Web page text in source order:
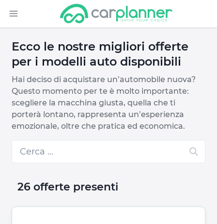
Ecco le nostre migliori offerte
per i modelli auto disponibili
Hai deciso di acquistare un’automobile nuova?
Questo momento per te è molto importante:
scegliere la macchina giusta, quella che ti
porterà lontano, rappresenta un’esperienza
emozionale, oltre che pratica ed economica.
26 offerte presenti